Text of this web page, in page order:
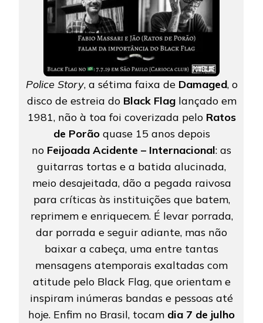
Police Story, a sétima faixa de Damaged, o
disco de estreia do Black Flaglançado em
1981, não à toa foi coverizada pelo Ratos
de Porãoquase 15 anos depois
no Feijoada Acidente – Internacional: as
guitarras tortas e a batida alucinada,
meio desajeitada, dão a pegada raivosa
para críticas às instituições que batem,
reprimem e enriquecem. É levar porrada,
dar porrada e seguir adiante, mas não
baixar a cabeça, uma entre tantas
mensagens atemporais exaltadas com
atitude pelo Black Flag, que orientam e
inspiram inúmeras bandas e pessoas até
hoje. Enfim no Brasil, tocam dia 7 de julho